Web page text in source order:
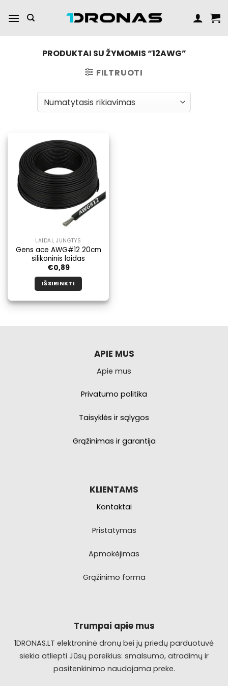
turinį
PRODUKTAI SU ŽYMOMIS “12AWG”
FILTRUOTI
LAIDAI, JUNGTYS
Gens ace AWG#12 20cm
silikoninis laidas
€0,89
IŠSIRINKTI
produktas
puslapyje.
APIE MUS
Apie mus
Privatumo politika
Taisyklės ir sąlygos
Grąžinimas ir garantija
KLIENTAMS
Kontaktai
Pristatymas
Apmokėjimas
Grąžinimo forma
Trumpai apie mus
1DRONAS.LT elektroninė dronų bei jų priedų parduotuvė
siekia atliepti Jūsų poreikius: smalsumo, atradimų ir
pasitenkinimo naudojama preke.